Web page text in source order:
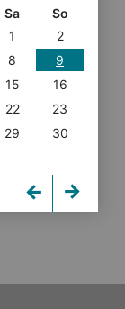
Sa
So
1
2
8
9
15
16
22
23
29
30